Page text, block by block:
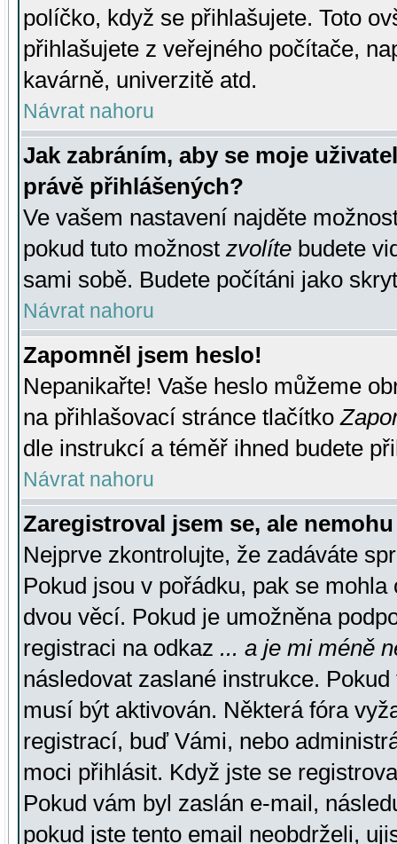
políčko, když se přihlašujete. Toto
přihlašujete z veřejného počítače,
kavárně, univerzitě atd.
Návrat nahoru
Jak zabráním, aby se moje
právě přihlášených?
Ve vašem nastavení najděte
pokud tuto možnost zvolíte budete
sami sobě. Budete počítáni jako
Návrat nahoru
Zapomněl jsem heslo!
Nepanikařte! Vaše heslo můžeme
na přihlašovací stránce tlačítko
dle instrukcí a téměř ihned budete
Návrat nahoru
Zaregistroval jsem se, ale
Nejprve zkontrolujte, že zadáváte
Pokud jsou v pořádku, pak se
dvou věcí. Pokud je umožněna
registraci na odkaz ... a je mi méně
následovat zaslané instrukce.
musí být aktivován. Některá fóra
registrací, buď Vámi, nebo
moci přihlásit. Když jste se
Pokud vám byl zaslán e-mail,
pokud jste tento email neobdrželi,